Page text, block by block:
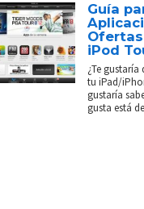
Guía
iPod
¿Te
tu iPad/
gustaría
gusta está